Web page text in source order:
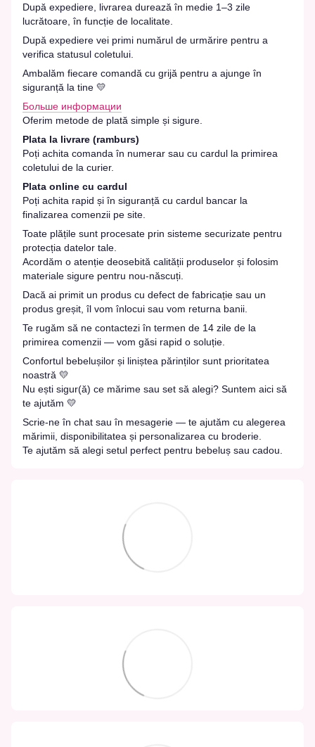
După expediere, livrarea durează în medie 1–3 zile
lucrătoare, în funcție de localitate.
După expediere vei primi numărul de urmărire pentru a
verifica statusul coletului.
Ambalăm fiecare comandă cu grijă pentru a ajunge în
siguranță la tine 💛
Больше информации
Oferim metode de plată simple și sigure.
Plata la livrare (ramburs)
Poți achita comanda în numerar sau cu cardul la primirea
coletului de la curier.
Plata online cu cardul
Poți achita rapid și în siguranță cu cardul bancar la
finalizarea comenzii pe site.
Toate plățile sunt procesate prin sisteme securizate pentru
protecția datelor tale.
Acordăm o atenție deosebită calității produselor și folosim
materiale sigure pentru nou-născuți.
Dacă ai primit un produs cu defect de fabricație sau un
produs greșit, îl vom înlocui sau vom returna banii.
Te rugăm să ne contactezi în termen de 14 zile de la
primirea comenzii — vom găsi rapid o soluție.
Confortul bebelușilor și liniștea părinților sunt prioritatea
noastră 💛
Nu ești sigur(ă) ce mărime sau set să alegi? Suntem aici să
te ajutăm 💛
Scrie-ne în chat sau în mesagerie — te ajutăm cu alegerea
mărimii, disponibilitatea și personalizarea cu broderie.
Te ajutăm să alegi setul perfect pentru bebeluș sau cadou.